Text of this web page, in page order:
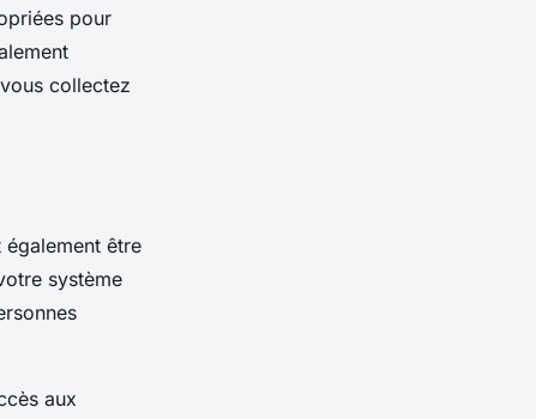
pour
collectez
être
système
aux